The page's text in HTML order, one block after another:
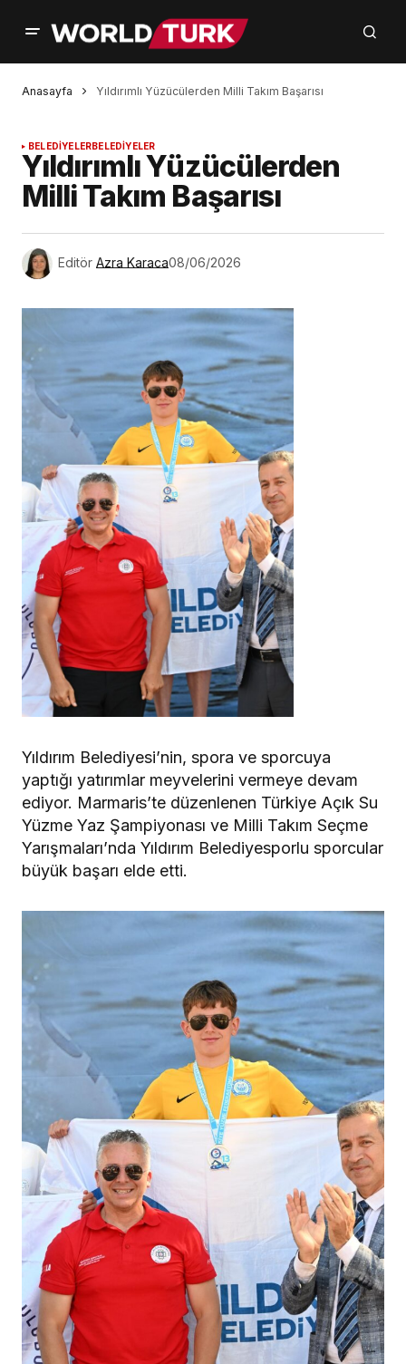
Anasayfa Yıldırımlı Yüzücülerden Milli Takım Başarısı
BELEDİYELERBELEDİYELER
Yıldırımlı Yüzücülerden
Milli Takım Başarısı
Editör Azra Karaca08/06/2026
Yıldırım Belediyesi’nin, spora ve sporcuya
yaptığı yatırımlar meyvelerini vermeye devam
ediyor. Marmaris’te düzenlenen Türkiye Açık Su
Yüzme Yaz Şampiyonası ve Milli Takım Seçme
Yarışmaları’nda Yıldırım Belediyesporlu sporcular
büyük başarı elde etti.